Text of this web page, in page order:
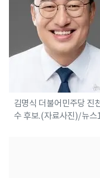
김명식 더불어민주당 진
수 후보.(자료사진)/뉴스